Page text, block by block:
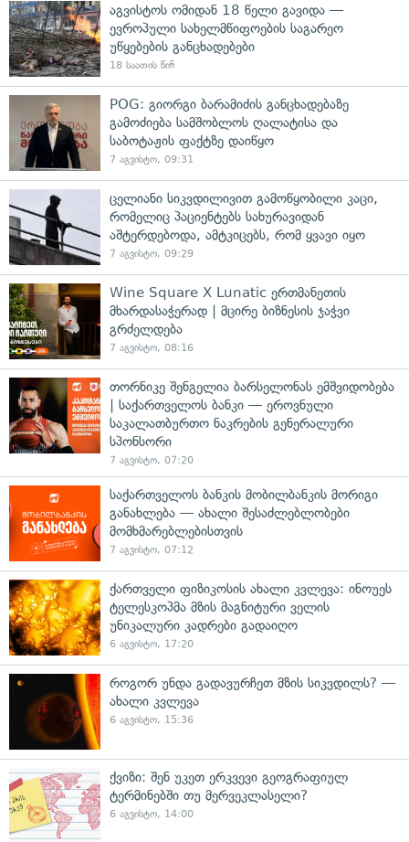
აგვისტოს ომიდან 18 წელი გავიდა —
ევროპული სახელმწიფოების საგარეო
უწყებების განცხადებები
18 საათის წინ
POG: გიორგი ბარამიძის განცხადებაზე
გამოძიება სამშობლოს ღალატისა და
საბოტაჟის ფაქტზე დაიწყო
7 აგვისტო, 09:31
ცელიანი სიკვდილივით გამოწყობილი კაცი,
რომელიც პაციენტებს სახურავიდან
აშტერდებოდა, ამტკიცებს, რომ ყვავი იყო
7 აგვისტო, 09:29
Wine Square X Lunatic ერთმანეთის
მხარდასაჭერად | მცირე ბიზნესის ჯაჭვი
გრძელდება
7 აგვისტო, 08:16
თორნიკე შენგელია ბარსელონას ემშვიდობება
| საქართველოს ბანკი — ეროვნული
საკალათბურთო ნაკრების გენერალური
სპონსორი
7 აგვისტო, 07:20
საქართველოს ბანკის მობილბანკის მორიგი
განახლება — ახალი შესაძლებლობები
მომხმარებლებისთვის
7 აგვისტო, 07:12
ქართველი ფიზიკოსის ახალი კვლევა: ინოუეს
ტელესკოპმა მზის მაგნიტური ველის
უნიკალური კადრები გადაიღო
6 აგვისტო, 17:20
როგორ უნდა გადავურჩეთ მზის სიკვდილს? —
ახალი კვლევა
6 აგვისტო, 15:36
ქვიზი: შენ უკეთ ერკვევი გეოგრაფიულ
ტერმინებში თუ მერვეკლასელი?
6 აგვისტო, 14:00